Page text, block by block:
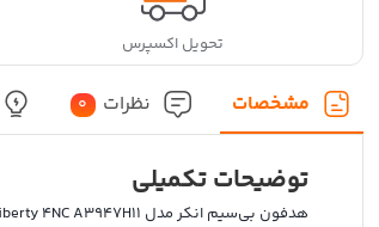
تحویل اکسپرس
مشخصات نظرات 0
توضیحات تکمیلی
هدفون بی‌سیم انکر مدل Anker Soundcore Liberty 4NC A3947H11